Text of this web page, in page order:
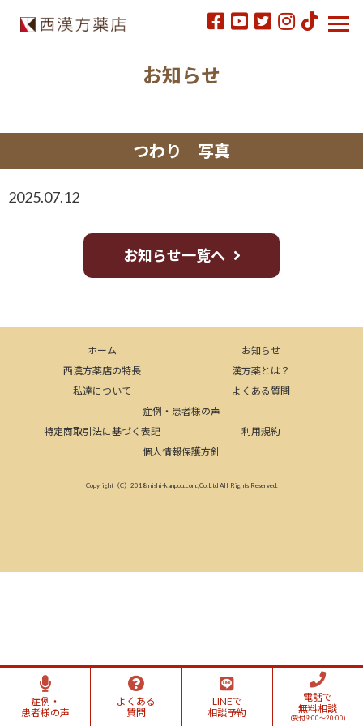
お知らせ
つわり 写真
2025.07.12
お知らせ一覧へ
ホーム
お知らせ
西漢方薬店の特長
漢方薬とは？
私達について
よくある質問
症例・患者様の声
特定商取引法に基づく表記
利用規約
個人情報保護方針
Copyright（C）2018 nishi-kanpou.com.,Co.Ltd All Rights Reserved.
症例・
患者様の声
よくある
質問
LINEで
相談予約
電話で
無料相談
(受付9:00～20:00)